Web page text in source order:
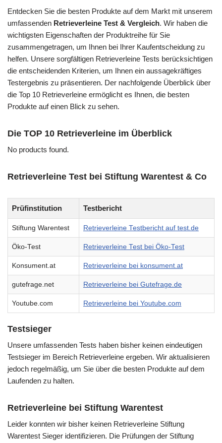
Entdecken Sie die besten Produkte auf dem Markt mit unserem
umfassenden Retrieverleine Test & Vergleich. Wir haben die
wichtigsten Eigenschaften der Produktreihe für Sie
zusammengetragen, um Ihnen bei Ihrer Kaufentscheidung zu
helfen. Unsere sorgfältigen Retrieverleine Tests berücksichtigen
die entscheidenden Kriterien, um Ihnen ein aussagekräftiges
Testergebnis zu präsentieren. Der nachfolgende Überblick über
die Top 10 Retrieverleine ermöglicht es Ihnen, die besten
Produkte auf einen Blick zu sehen.
Die TOP 10 Retrieverleine im Überblick
No products found.
Retrieverleine Test bei Stiftung Warentest & Co
Prüfinstitution Testbericht
Stiftung Warentest Retrieverleine Testbericht auf test.de
Öko-Test Retrieverleine Test bei Öko-Test
Konsument.at Retrieverleine bei konsument.at
gutefrage.net Retrieverleine bei Gutefrage.de
Youtube.com Retrieverleine bei Youtube.com
Testsieger
Unsere umfassenden Tests haben bisher keinen eindeutigen
Testsieger im Bereich Retrieverleine ergeben. Wir aktualisieren
jedoch regelmäßig, um Sie über die besten Produkte auf dem
Laufenden zu halten.
Retrieverleine bei Stiftung Warentest
Leider konnten wir bisher keinen Retrieverleine Stiftung
Warentest Sieger identifizieren. Die Prüfungen der Stiftung